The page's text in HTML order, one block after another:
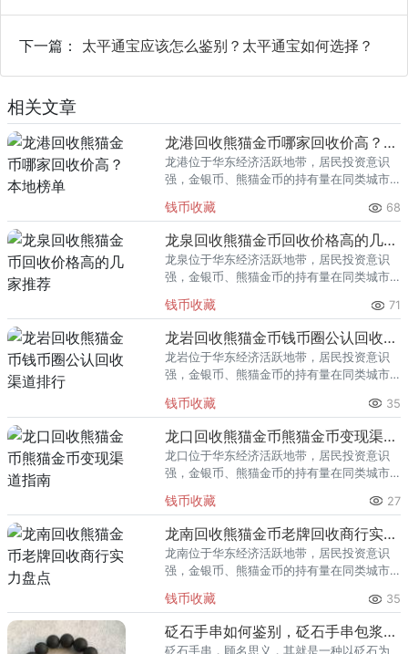
下一篇： 太平通宝应该怎么鉴别？太平通宝如何选择？
相关文章
龙港回收熊猫金币哪家回收价高？本地榜单
龙港位于华东经济活跃地带，居民投资意识
强，金银币、熊猫金币的持有量在同类城市
熊猫金币的需求就明显升温，但鱼龙混杂的
回收渠道里，能精准识别版别溢
钱币收藏 68
龙泉回收熊猫金币回收价格高的几家推荐
龙泉位于华东经济活跃地带，居民投资意识
强，金银币、熊猫金币的持有量在同类城市
熊猫金币的需求就明显升温，但鱼龙混杂的
回收渠道里，能精准识别版别溢
钱币收藏 71
龙岩回收熊猫金币钱币圈公认回收渠道排行
龙岩位于华东经济活跃地带，居民投资意识
强，金银币、熊猫金币的持有量在同类城市
熊猫金币的需求就明显升温，但鱼龙混杂的
回收渠道里，能精准识别版别溢
钱币收藏 35
龙口回收熊猫金币熊猫金币变现渠道指南
龙口位于华东经济活跃地带，居民投资意识
强，金银币、熊猫金币的持有量在同类城市
熊猫金币的需求就明显升温，但鱼龙混杂的
回收渠道里，能精准识别版别溢
钱币收藏 27
龙南回收熊猫金币老牌回收商行实力盘点
龙南位于华东经济活跃地带，居民投资意识
强，金银币、熊猫金币的持有量在同类城市
熊猫金币的需求就明显升温，但鱼龙混杂的
回收渠道里，能精准识别版别溢
钱币收藏 35
砭石手串如何鉴别，砭石手串包浆图片
砭石手串，顾名思义，其就是一种以砭石为